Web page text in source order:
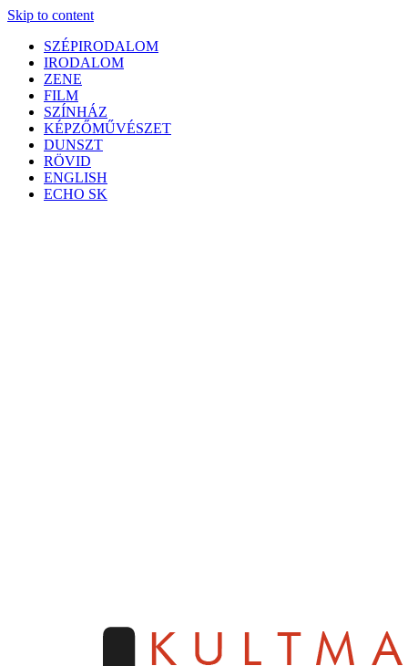
Skip to content
SZÉPIRODALOM
IRODALOM
ZENE
FILM
SZÍNHÁZ
KÉPZŐMŰVÉSZET
DUNSZT
RÖVID
ENGLISH
ECHO SK